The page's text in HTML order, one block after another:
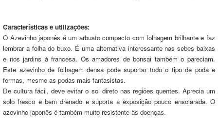
Características e utilizações:
O Azevinho japonês é um arbusto compacto com folhagem brilhante e faz
lembrar a folha do buxo. É uma alternativa interessante nas sebes baixas
e nos jardins à francesa. Os amadores de bonsai também o pareciam.
Este azevinho de folhagem densa pode suportar todo o tipo de poda e
formas, mesmo as podas mais fantasistas.
De cultura fácil, deve evitar o sol direto nas regiões quentes. Aprecia um
solo fresco e bem drenado e suporta a exposição pouco ensolarada. O
azevinho japonês é também muito resistente às doenças.